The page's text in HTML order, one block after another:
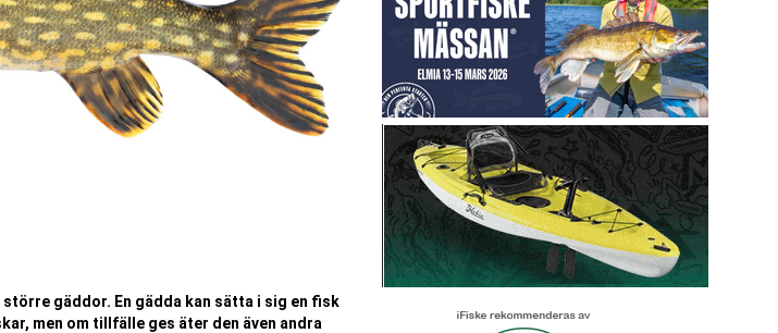
gäddor. En gädda kan sätta i sig en fisk
men om tillfälle ges äter den även andra